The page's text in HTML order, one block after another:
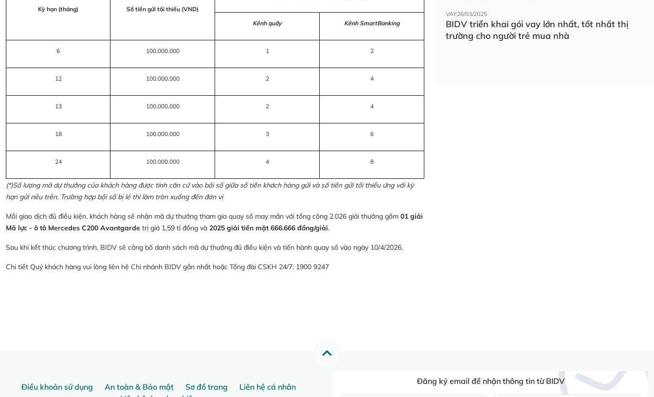
Kỳ hạn (tháng) Số tiền gửi tối thiểu (VND)
Kênh quầy Kênh SmartBanking
6 100.000.000 1 2
12 100.000.000 2 4
13 100.000.000 2 4
18 100.000.000 3 6
24 100.000.000 4 8
(*)Số lượng mã dự thưởng của khách hàng được tính căn cứ vào bội số giữa số tiền khách hàng gửi và số tiền gửi tối thiểu ứng với kỳ
hạn gửi nêu trên. Trường hợp bội số bị lẻ thì làm tròn xuống đến đơn vị
Mỗi giao dịch đủ điều kiện, khách hàng sẽ nhận mã dự thưởng tham gia quay số may mắn với tổng cộng 2.026 giải thưởng gồm 01 giải
Mã lực - ô tô Mercedes C200 Avantgarde trị giá 1,59 tỉ đồng và 2025 giải tiền mặt 666.666 đồng/giải.
Sau khi kết thúc chương trình, BIDV sẽ công bố danh sách mã dự thưởng đủ điều kiện và tiến hành quay số vào ngày 10/4/2026.
Chi tiết Quý khách hàng vui lòng liên hệ Chi nhánh BIDV gần nhất hoặc Tổng đài CSKH 24/7: 1900 9247
VAY26/03/2025
BIDV triển khai gói vay lớn nhất, tốt nhất thị
trường cho người trẻ mua nhà
Điều khoản sử dụng An toàn & Bảo mật Sơ đồ trang
Liên hệ cá nhân
Đăng ký email để nhận thông tin từ BIDV